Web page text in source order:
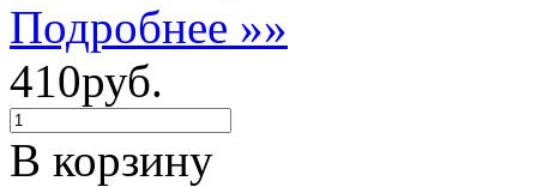
Подробнее »»
410руб.
В корзину